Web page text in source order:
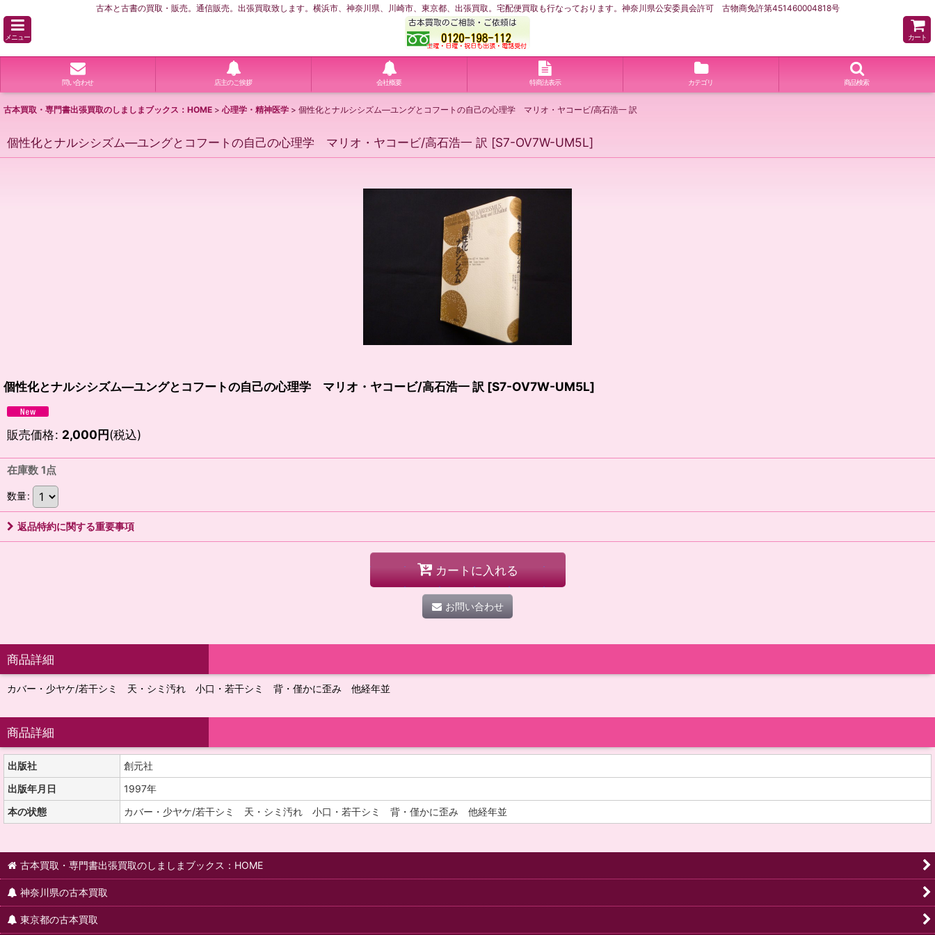
古本と古書の買取・販売。通信販売。出張買取致します。横浜市、神奈川県、川崎市、東京都、出張買取。宅配便買取も行なっております。神奈川県公安委員会許可 古物商免許第451460004818号
メニュー カート
問い合わせ 店主のご挨拶 会社概要 特商法表示 カテゴリ 商品検索
古本買取・専門書出張買取のしましまブックス：HOME > 心理学・精神医学 > 個性化とナルシシズム―ユングとコフートの自己の心理学 マリオ・ヤコービ/高石浩一 訳
個性化とナルシシズム―ユングとコフートの自己の心理学 マリオ・ヤコービ/高石浩一 訳 [S7-OV7W-UM5L]
個性化とナルシシズム―ユングとコフートの自己の心理学 マリオ・ヤコービ/高石浩一 訳 [S7-OV7W-UM5L]
販売価格: 2,000円(税込)
在庫数 1点
数量:
返品特約に関する重要事項
カートに入れる
お問い合わせ
商品詳細
カバー・少ヤケ/若干シミ 天・シミ汚れ 小口・若干シミ 背・僅かに歪み 他経年並
商品詳細
出版社
創元社
出版年月日
1997年
本の状態
カバー・少ヤケ/若干シミ 天・シミ汚れ 小口・若干シミ 背・僅かに歪み 他経年並
古本買取・専門書出張買取のしましまブックス：HOME
神奈川県の古本買取
東京都の古本買取